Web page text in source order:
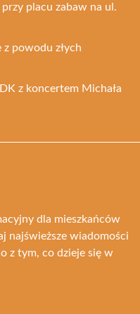
placu zabaw na ul.
z powodu złych
z koncertem Michała
dla mieszkańców
najświeższe wiadomości
z tym, co dzieje się w